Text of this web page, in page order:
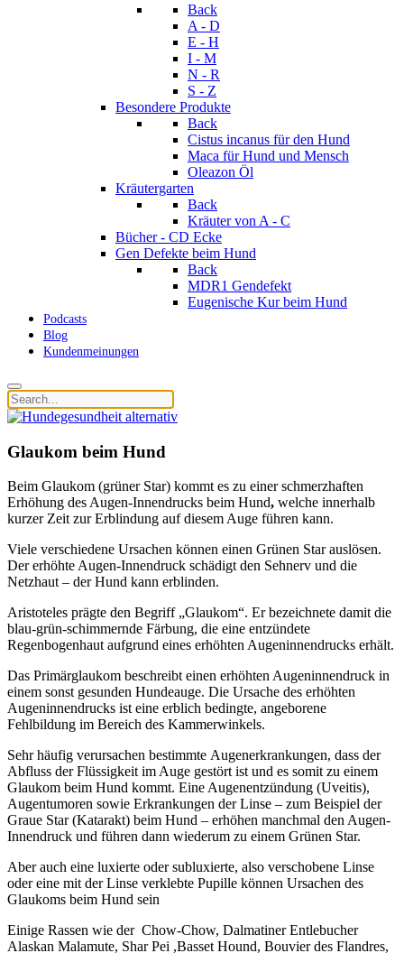
Back
A - D
E - H
I - M
N - R
S - Z
Besondere Produkte
Back
Cistus incanus für den Hund
Maca für Hund und Mensch
Oleazon Öl
Kräutergarten
Back
Kräuter von A - C
Bücher - CD Ecke
Gen Defekte beim Hund
Back
MDR1 Gendefekt
Eugenische Kur beim Hund
Podcasts
Blog
Kundenmeinungen
Glaukom beim Hund
Beim Glaukom (grüner Star) kommt es zu einer schmerzhaften
Erhöhung des Augen-Innendrucks beim Hund, welche innerhalb
kurzer Zeit zur Erblindung auf diesem Auge führen kann.
Viele verschiedene Ursachen können einen Grünen Star auslösen.
Der erhöhte Augen-Innendruck schädigt den Sehnerv und die
Netzhaut – der Hund kann erblinden.
Aristoteles prägte den Begriff „Glaukom“. Er bezeichnete damit die
blau-grün-schimmernde Färbung, die eine entzündete
Regenbogenhaut aufgrund eines erhöhten Augeninnendrucks erhält.
Das Primärglaukom beschreibt einen erhöhten Augeninnendruck in
einem sonst gesunden Hundeauge. Die Ursache des erhöhten
Augeninnendrucks ist eine erblich bedingte, angeborene
Fehlbildung im Bereich des Kammerwinkels.
Sehr häufig verursachen bestimmte Augenerkrankungen, dass der
Abfluss der Flüssigkeit im Auge gestört ist und es somit zu einem
Glaukom beim Hund kommt. Eine Augenentzündung (Uveitis),
Augentumoren sowie Erkrankungen der Linse – zum Beispiel der
Graue Star (Katarakt) beim Hund – erhöhen manchmal den Augen-
Innendruck und führen dann wiederum zu einem Grünen Star.
Aber auch eine luxierte oder subluxierte, also verschobene Linse
oder eine mit der Linse verklebte Pupille können Ursachen des
Glaukoms beim Hund sein
Einige Rassen wie der Chow-Chow, Dalmatiner Entlebucher
Alaskan Malamute, Shar Pei ,Basset Hound, Bouvier des Flandres,